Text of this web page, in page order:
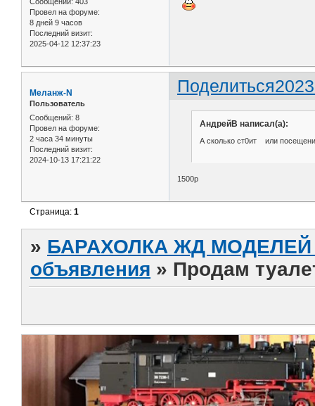
Провел на форуме:
8 дней 9 часов
Последний визит:
2025-04-12 12:37:23
Поделиться
Меланж-N
Пользователь
Сообщений: 8
Провел на форуме:
2 часа 34 минуты
Последний визит:
2024-10-13 17:21:22
АндрейВ написал(а):
А сколько ст0ит или
1500р
Страница:1
» БАРАХОЛКА ЖД МОДЕЛЕЙ
объявления » Продам